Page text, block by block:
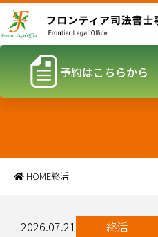
予約はこちらから
ホーム
HOME終活
2026.07.21 終活